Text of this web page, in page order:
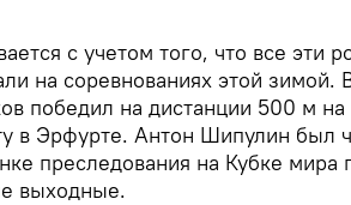
с учетом того, что все эти
на соревнованиях этой
победил на дистанции 500 м
в Эрфурте. Антон Шипулин был
преследования на Кубке мира
выходные.